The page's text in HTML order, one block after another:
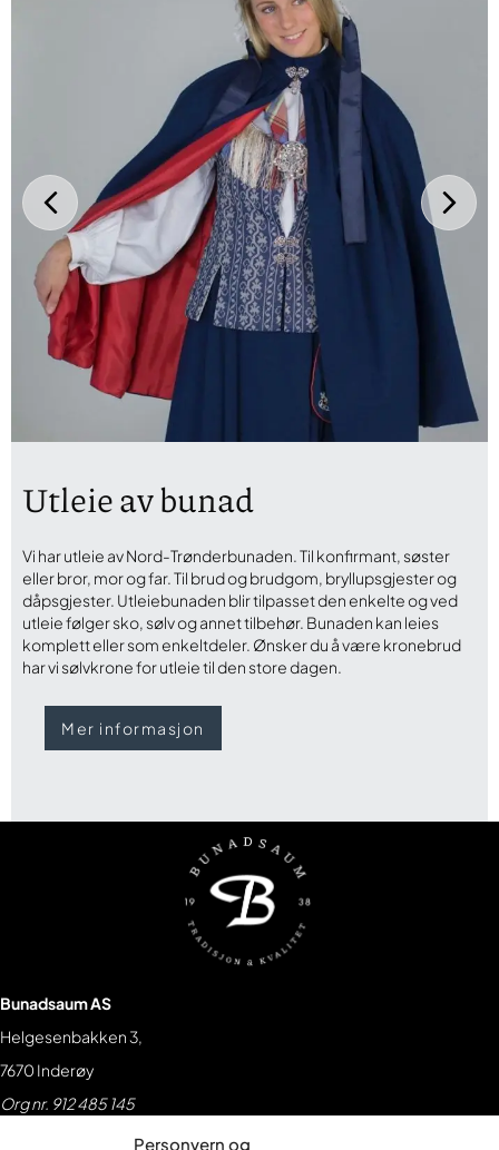
Personvern og
Utleie av bunad
Vi har utleie av Nord-Trønderbunaden. Til konfirmant, søster
eller bror, mor og far. Til brud og brudgom, bryllupsgjester og
dåpsgjester. Utleiebunaden blir tilpasset den enkelte og ved
utleie følger sko, sølv og annet tilbehør. Bunaden kan leies
komplett eller som enkeltdeler. Ønsker du å være kronebrud
har vi sølvkrone for utleie til den store dagen.
Mer informasjon
Bunadsaum AS
Helgesenbakken 3,
7670 Inderøy
Org nr. 912 485 145